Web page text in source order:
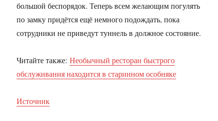
большой беспорядок. Теперь всем желающим погулять
по замку придётся ещё немного подождать, пока
сотрудники не приведут туннель в должное состояние.
Читайте также:Необычный ресторан быстрого
обслуживания находится в старинном особняке
Источник